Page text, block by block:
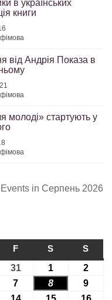
в українських
книги
від Андрія Показа в
молоді» стартують у
Events in Серпень 2026
FП’ЯТНИЦЯ
S СУБОТА
S
3131.07.2026
1 01.08.2026
2
7 07.08.2026
8 08.08.2026
9